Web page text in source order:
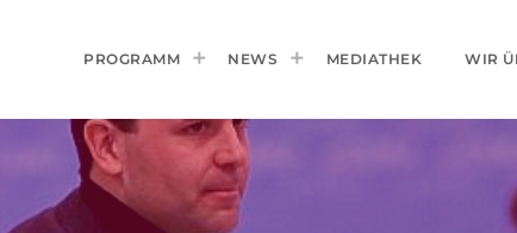
PROGRAMM NEWS MEDIATHEK WIR